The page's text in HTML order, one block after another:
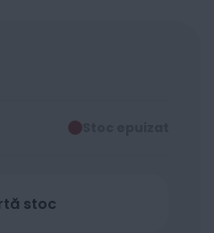
Stoc epuizat
stoc